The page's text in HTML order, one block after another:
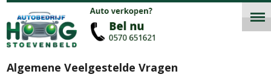
Algemene Veelgestelde Vragen